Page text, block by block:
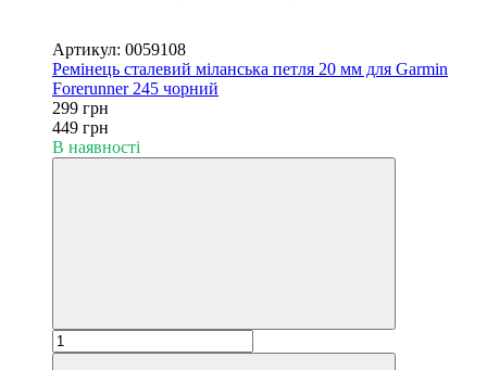
Артикул: 0059108
Ремінець сталевий міланська петля 20 мм для Garmin
Forerunner 245 чорний
299 грн
449 грн
В наявності